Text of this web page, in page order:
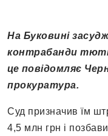
На Буковині
контрабанди
це повідомляє
прокуратура.
Суд призначив їм
4,5 млн грн і